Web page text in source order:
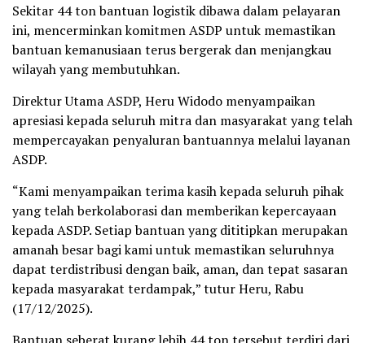
Sekitar 44 ton bantuan logistik dibawa dalam pelayaran
ini, mencerminkan komitmen ASDP untuk memastikan
bantuan kemanusiaan terus bergerak dan menjangkau
wilayah yang membutuhkan.
Direktur Utama ASDP, Heru Widodo menyampaikan
apresiasi kepada seluruh mitra dan masyarakat yang telah
mempercayakan penyaluran bantuannya melalui layanan
ASDP.
“Kami menyampaikan terima kasih kepada seluruh pihak
yang telah berkolaborasi dan memberikan kepercayaan
kepada ASDP. Setiap bantuan yang dititipkan merupakan
amanah besar bagi kami untuk memastikan seluruhnya
dapat terdistribusi dengan baik, aman, dan tepat sasaran
kepada masyarakat terdampak,” tutur Heru, Rabu
(17/12/2025).